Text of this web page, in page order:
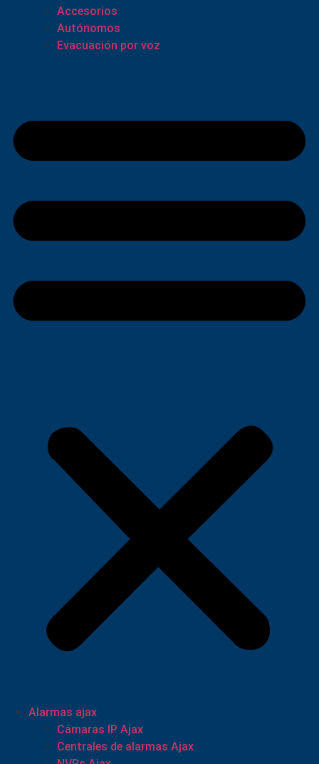
Accesorios
Autónomos
Evacuación por voz
Alarmas ajax
Cámaras IP Ajax
Centrales de alarmas Ajax